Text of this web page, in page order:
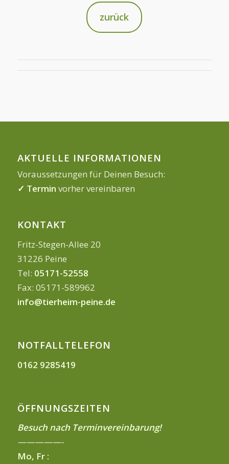
zurück
AKTUELLE INFORMATIONEN
Voraussetzungen für Deinen Besuch:
✓ Termin vorher vereinbaren
KONTAKT
Fritz-Stegen-Allee 20
31226 Peine
Tel: 05171-52558
Fax: 05171-589962
info@tierheim-peine.de
NOTFALLTELEFON
0162 9285419
ÖFFNUNGSZEITEN
Besuch nach Terminvereinbarung!
—————-
Mo, Fr :